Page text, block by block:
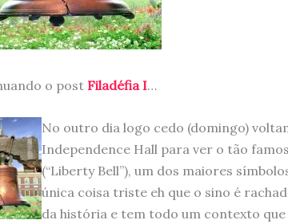
o postFiladéfia I…
No outro dia logo cedo (domingo)
Independence Hall para ver o tão
(“Liberty Bell”), um dos maiores
única coisa triste eh que o sino é
da história e tem todo um contexto que